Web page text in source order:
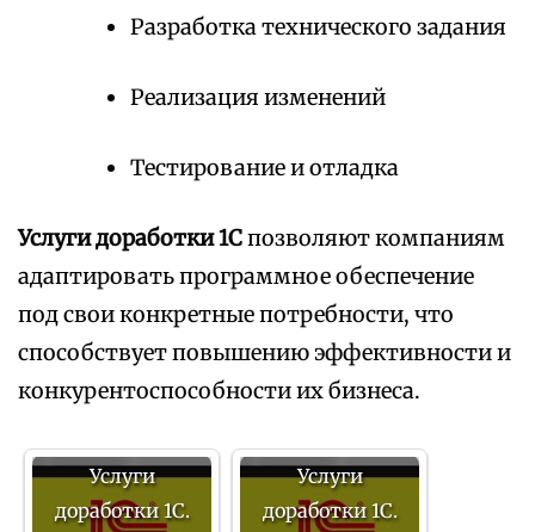
Разработка технического задания
Реализация изменений
Тестирование и отладка
Услуги доработки 1Спозволяют компаниям
адаптировать программное обеспечение
под свои конкретные потребности, что
способствует повышению эффективности и
конкурентоспособности их бизнеса.
Услуги
доработки 1С.
Услуги
доработки 1С.